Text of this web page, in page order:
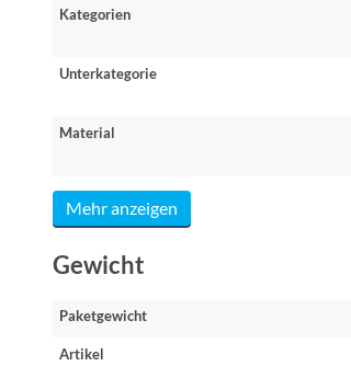
Kategorien
Unterkategorie
Material
Mehr anzeigen
Gewicht
Paketgewicht
Artikel